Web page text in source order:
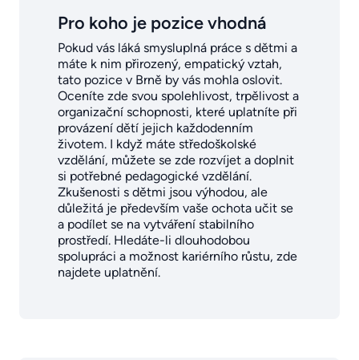
Pro koho je pozice vhodná
Pokud vás láká smysluplná práce s dětmi a
máte k nim přirozený, empatický vztah,
tato pozice v Brně by vás mohla oslovit.
Oceníte zde svou spolehlivost, trpělivost a
organizační schopnosti, které uplatníte při
provázení dětí jejich každodenním
životem. I když máte středoškolské
vzdělání, můžete se zde rozvíjet a doplnit
si potřebné pedagogické vzdělání.
Zkušenosti s dětmi jsou výhodou, ale
důležitá je především vaše ochota učit se
a podílet se na vytváření stabilního
prostředí. Hledáte-li dlouhodobou
spolupráci a možnost kariérního růstu, zde
najdete uplatnění.